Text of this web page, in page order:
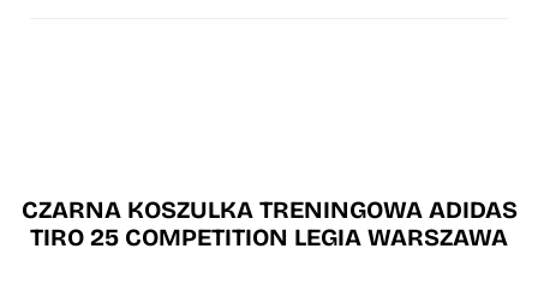
CZARNA KOSZULKA TRENINGOWA ADIDAS
TIRO 25 COMPETITION LEGIA WARSZAWA